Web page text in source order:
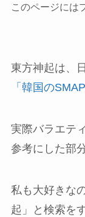
このページには
東方神起は、
「韓国のSMAP
実際バラエテ
参考にした部
私も大好きな
起」と検索